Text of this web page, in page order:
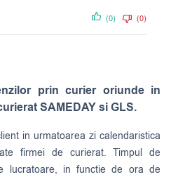
(0) (0)
prin curier oriunde in
SAMEDAY si GLS.
in urmatoarea zi calendaristica
firmei de curierat. Timpul de
lucratoare, in functie de ora de